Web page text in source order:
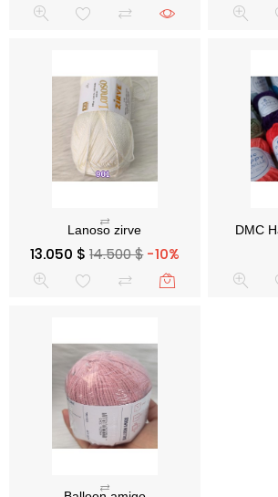
Precio base14.500 $ -10%
Precio
13.050 $